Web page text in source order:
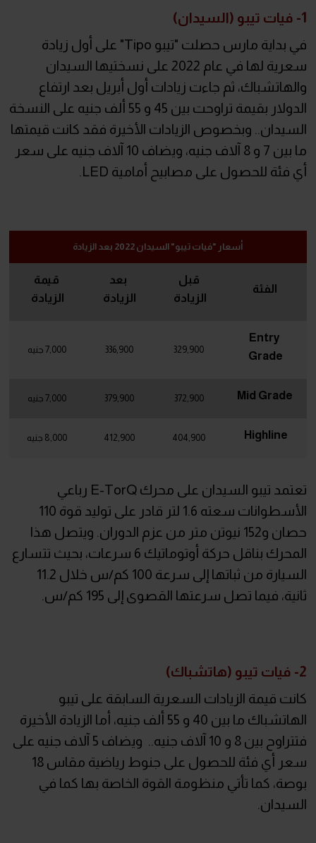
1- فيات تيبو (السيدان)
في بداية مارس حصلت "تيبو Tipo" على أول زيادة
سعرية لها في عام 2022 على نسختيها السيدان
والهاتشباك، ثم جاءت زيادات أول أبريل بعد ارتفاع
الدولار بقيمة تراوحت بين 45 و 55 ألف جنيه على النسخة
السيدان.. وبخصوص الزيادات الأخيرة فقد كانت قيمتها
ما بين 7 و 8 آلاف جنيه، ويضاف 10 آلاف جنيه على سعر
أي فئة للحصول على مصابيح أمامية LED.
أسعار "فيات تيبو" السيدان 2022 بعد الزيادة
الفئة
قبل
الزيادة
بعد
الزيادة
قيمة
الزيادة
Entry
Grade
7,000 جنيه
372,900 7,000 جنيه
8,000 جنيه
تعتمد تيبو السيدان على محرك E-TorQ رباعي
الأسطوانات سعته 1.6 لتر قادر على توليد قوة 110
حصان و152 نيوتن متر من عزم الدوران. ويتصل هذا
المحرك بناقل حركة أوتوماتيك 6 سرعات، بحيث تتسارع
السيارة من ثباتها إلى سرعة 100 كم/س خلال 11.2
ثانية، فيما تصل سرعتها القصوى إلى 195 كم/س.
2- فيات تيبو (هاتشباك)
كانت قيمة الزيادات السعرية السابقة على تيبو
الهاتشباك ما بين 40 و 55 ألف جنيه، أما الزيادة الأخيرة
فتتراوح بين 8 و 10 آلاف جنيه.. ويضاف 5 آلاف جنيه على
سعر أي فئة للحصول على جنوط رياضية مقاس 18
بوصة، كما تأتي منظومة القوة الخاصة بها كما في
السيدان.